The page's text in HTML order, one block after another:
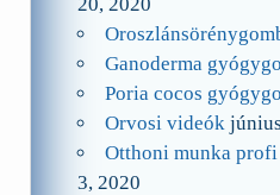
Ganoderma
Poria cocos
Orvosi videók
Otthoni munka
3, 2020